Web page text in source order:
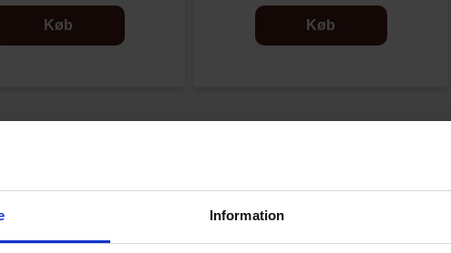
Information
Køb Køb